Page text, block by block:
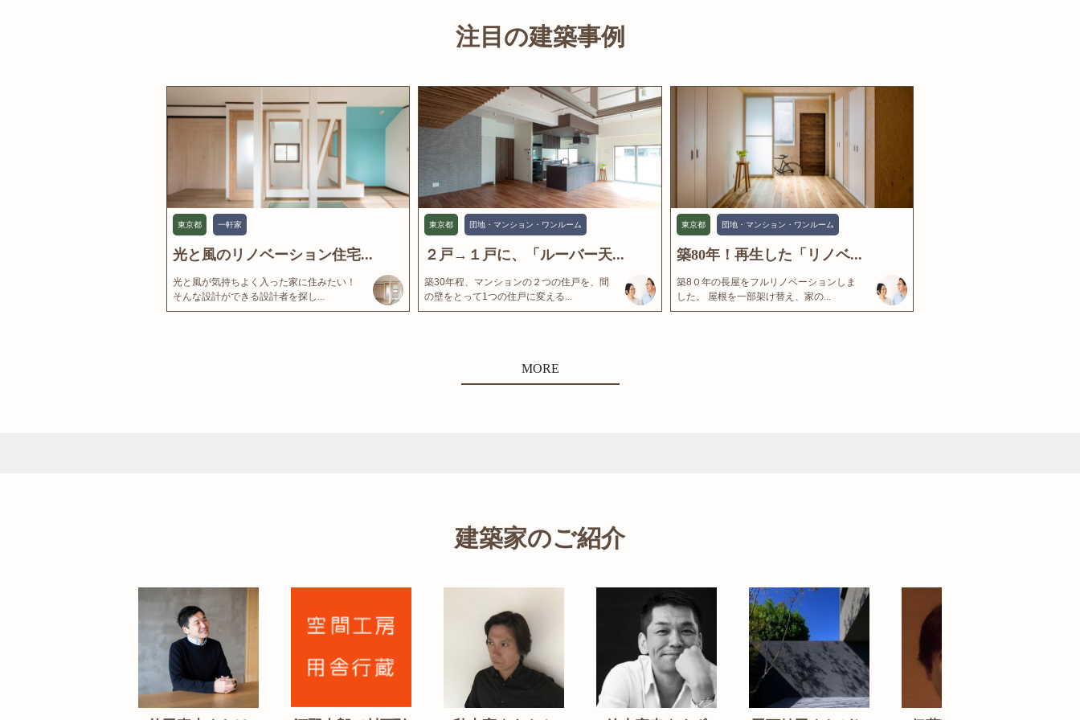
注目の建築事例
東京都 一軒家
光と風のリノベーション住宅...
光と風が気持ちよく入った家に住みたい！
そんな設計ができる設計者を探し...
東京都 団地・マンション・ワンルーム
２戸→１戸に、「ルーバー天...
築30年程、マンションの２つの住戸を、間
の壁をとって1つの住戸に変える...
東京都 団地・マンション・ワンルーム
築80年！再生した「リノベ...
築8０年の長屋をフルリノベーションしま
した。 屋根を一部架け替え、家の...
MORE
建築家のご紹介